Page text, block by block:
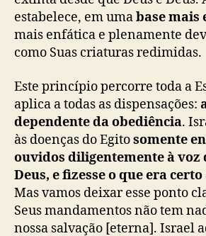
estabelece, em umabase mais
mais enfática e plenamente
como Suas criaturas redimidas.
Este princípio percorre toda a
aplica a todas as dispensações:
dependente da obediência.
às doenças do Egitosomente
ouvidos diligentemente à voz
Deus, e fizesse o que era certo
Mas vamos deixar esse ponto
Seus mandamentos não tem
nossa salvação [eterna]. Israel